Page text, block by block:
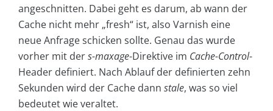
angeschnitten. Dabei geht es darum, ab wann der
Cache nicht mehr „fresh“ ist, also Varnish eine
neue Anfrage schicken sollte. Genau das wurde
vorher mit ders-maxage-Direktive im Cache-Control-
Header definiert. Nach Ablauf der definierten zehn
Sekunden wird der Cache dann stale, was so viel
bedeutet wie veraltet.